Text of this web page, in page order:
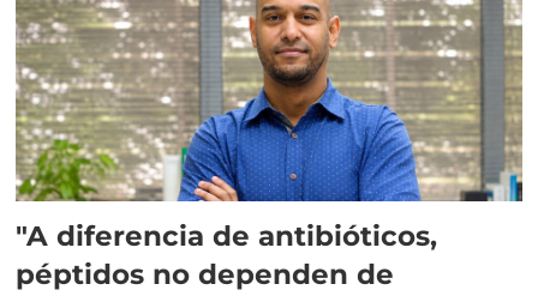
"A diferencia de antibióticos,
péptidos no dependen de